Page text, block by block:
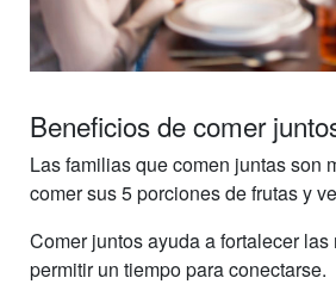
Beneficios de comer
Las familias que comen juntas son
comer sus 5 porciones de frutas y
Comer juntos ayuda a fortalecer
permitir un tiempo para conectarse.